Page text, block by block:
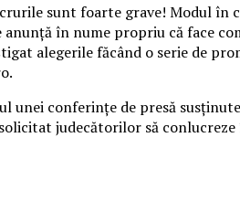
sunt foarte grave! Modul
în nume propriu că face
alegerile făcând o serie de
conferinţe de presă
judecătorilor să